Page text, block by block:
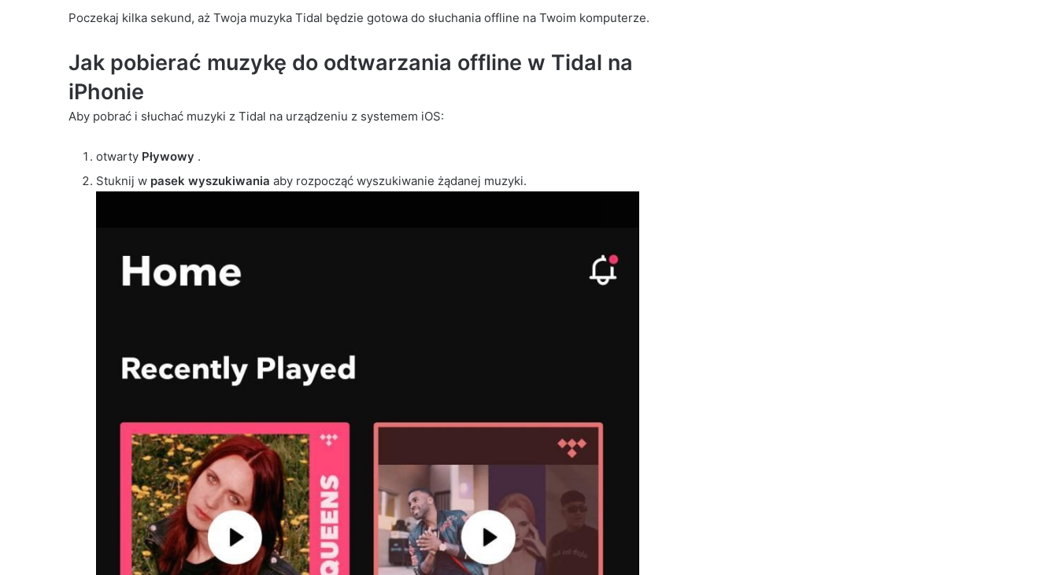
Poczekaj kilka sekund, aż Twoja muzyka Tidal będzie gotowa do słuchania offline na Twoim komputerze.
Jak pobierać muzykę do odtwarzania offline w Tidal na
iPhonie
Aby pobrać i słuchać muzyki z Tidal na urządzeniu z systemem iOS:
otwarty Pływowy .
Stuknij w pasek wyszukiwania aby rozpocząć wyszukiwanie żądanej muzyki.